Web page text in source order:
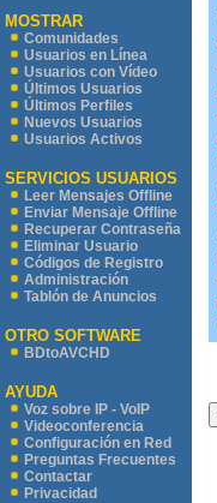
MOSTRAR
Comunidades
Usuarios en Línea
Usuarios con Vídeo
Últimos Usuarios
Últimos Perfiles
Nuevos Usuarios
Usuarios Activos
SERVICIOS USUARIOS
Leer Mensajes Offline
Enviar Mensaje Offline
Recuperar Contraseña
Eliminar Usuario
Códigos de Registro
Administración
Tablón de Anuncios
OTRO SOFTWARE
BDtoAVCHD
AYUDA
Voz sobre IP - VoIP
Videoconferencia
Configuración en Red
Preguntas Frecuentes
Contactar
Privacidad